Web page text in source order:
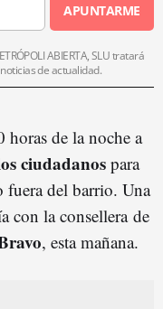
APUNTARME
ABIERTA, SLU tratará
de actualidad.
de la noche a
ciudadanos para
fuera del barrio. Una
con la consellera de
, esta mañana.